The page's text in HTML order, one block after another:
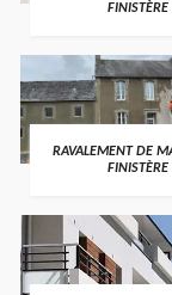
FINISTÈRE
RAVALEMENT DE
FINISTÈRE